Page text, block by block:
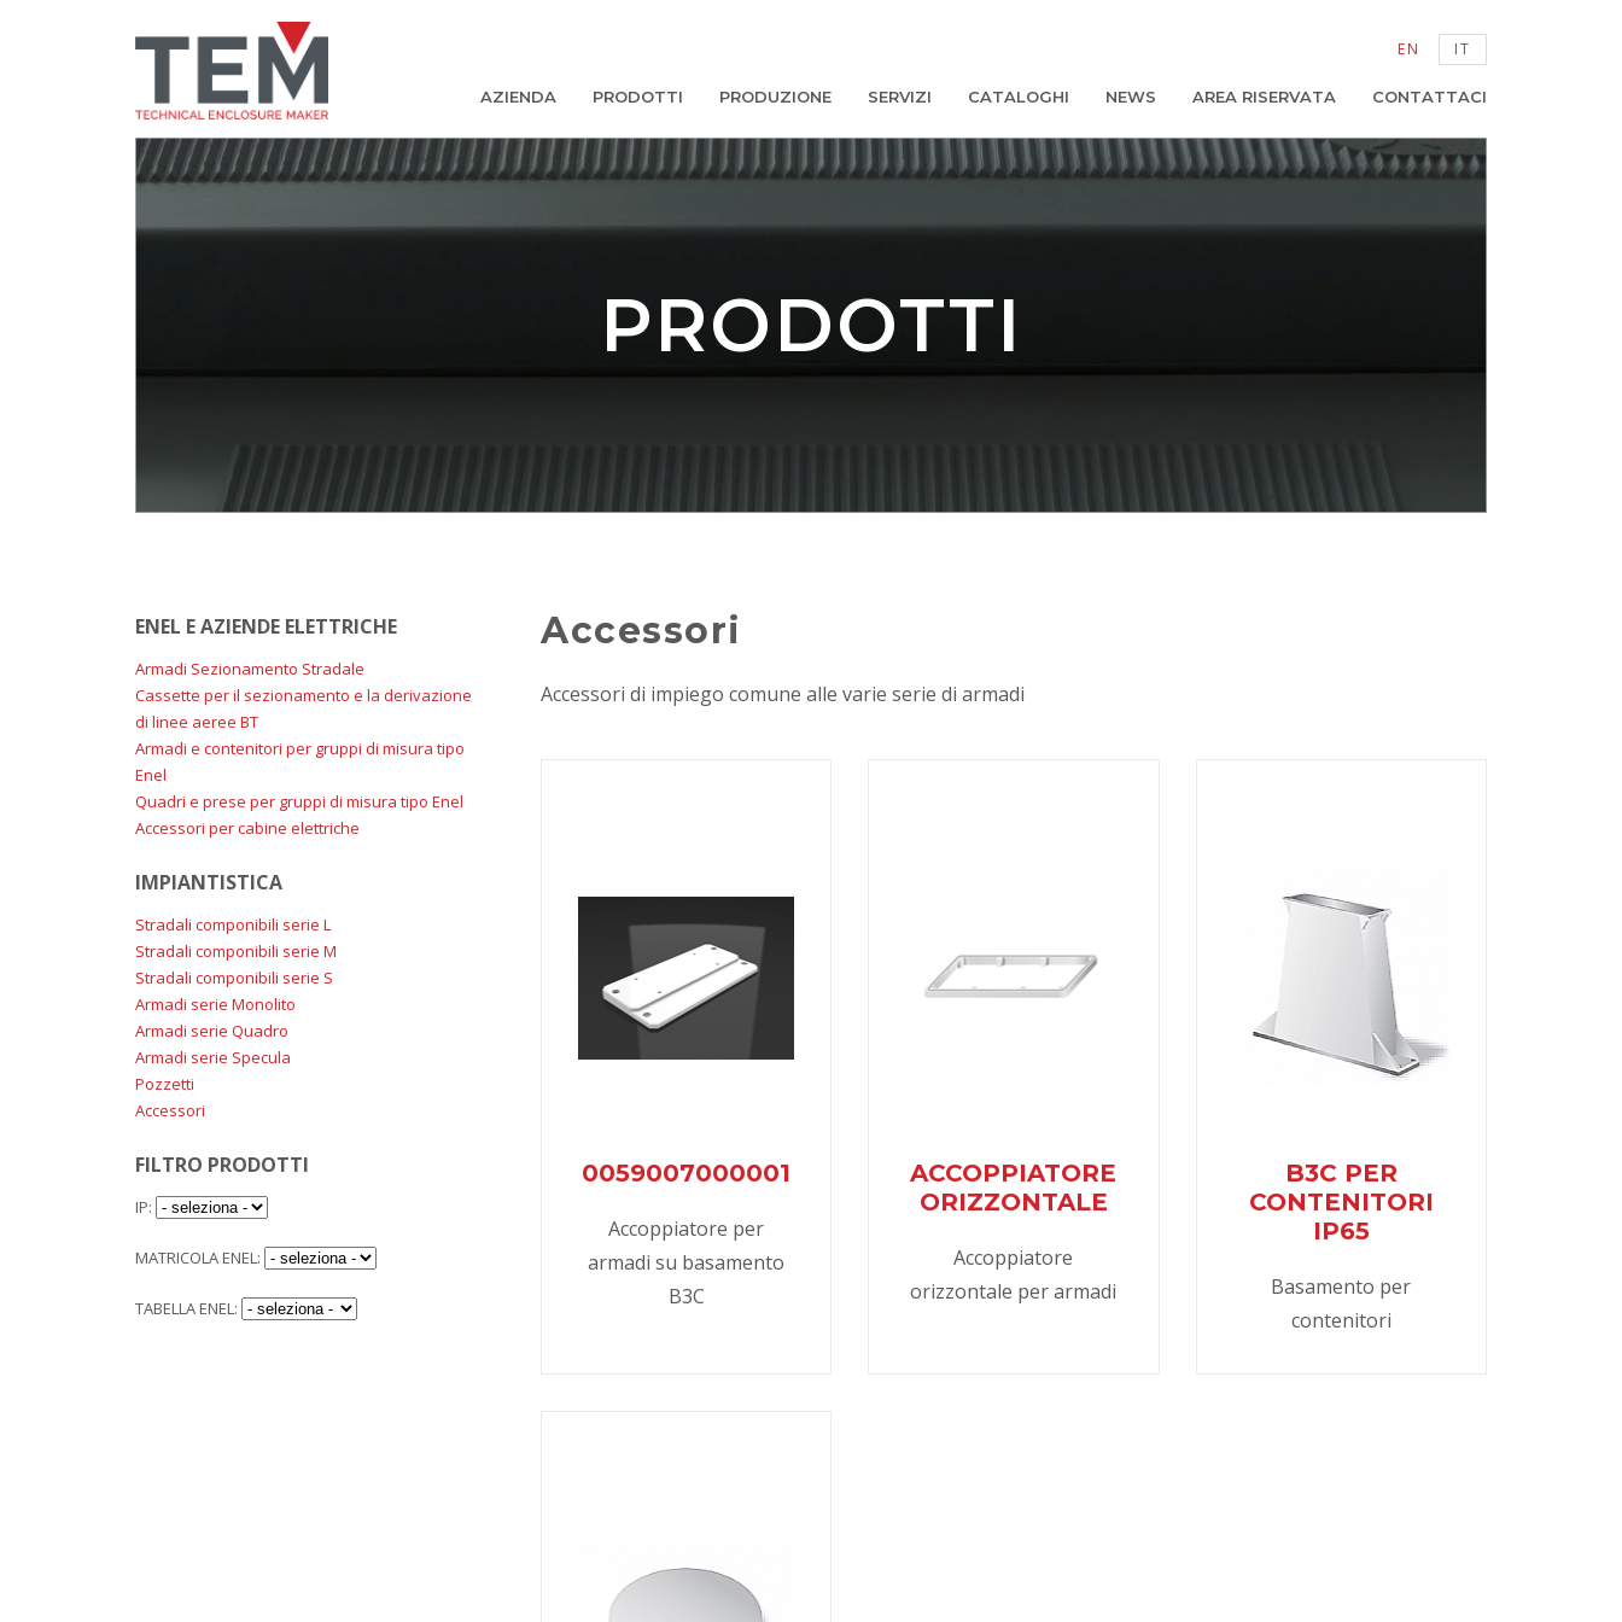
EN IT
AZIENDA PRODOTTI PRODUZIONE SERVIZI CATALOGHI NEWS AREA RISERVATA CONTATTACI
PRODOTTI
ENEL E AZIENDE ELETTRICHE
Armadi Sezionamento Stradale
Cassette per il sezionamento e la derivazione
di linee aeree BT
Armadi e contenitori per gruppi di misura tipo
Enel
Quadri e prese per gruppi di misura tipo Enel
Accessori per cabine elettriche
IMPIANTISTICA
Stradali componibili serie L
Stradali componibili serie M
Stradali componibili serie S
Armadi serie Monolito
Armadi serie Quadro
Armadi serie Specula
Pozzetti
Accessori
FILTRO PRODOTTI
IP:
MATRICOLA ENEL:
TABELLA ENEL:
Accessori
Accessori di impiego comune alle varie serie di armadi
0059007000001
Accoppiatore per
armadi su basamento
B3C
ACCOPPIATORE
ORIZZONTALE
Accoppiatore
orizzontale per armadi
B3C PER
CONTENITORI
IP65
Basamento per
contenitori